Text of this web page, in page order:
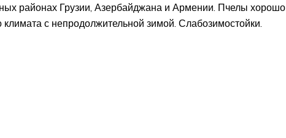
районах Грузии, Азербайджана и Армении. Пчелы хорошо
с непродолжительной зимой. Слабозимостойки.